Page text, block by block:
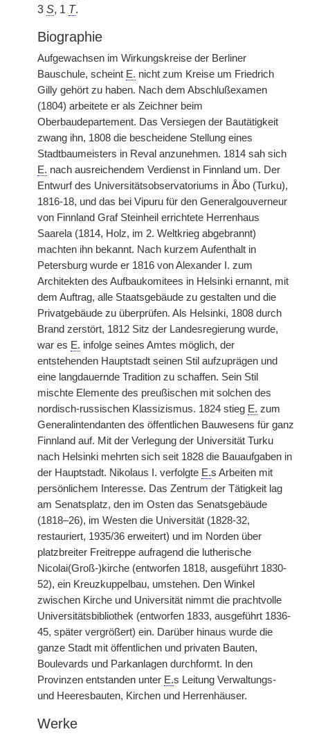
3 S, 1 T.
Biographie
Aufgewachsen im Wirkungskreise der Berliner
Bauschule, scheint E. nicht zum Kreise um Friedrich
Gilly gehört zu haben. Nach dem Abschlußexamen
(1804) arbeitete er als Zeichner beim
Oberbaudepartement. Das Versiegen der Bautätigkeit
zwang ihn, 1808 die bescheidene Stellung eines
Stadtbaumeisters in Reval anzunehmen. 1814 sah sich
E. nach ausreichendem Verdienst in Finnland um. Der
Entwurf des Universitätsobservatoriums in Åbo (Turku),
1816-18, und das bei Vipuru für den Generalgouverneur
von Finnland Graf Steinheil errichtete Herrenhaus
Saarela (1814, Holz, im 2. Weltkrieg abgebrannt)
machten ihn bekannt. Nach kurzem Aufenthalt in
Petersburg wurde er 1816 von Alexander I. zum
Architekten des Aufbaukomitees in Helsinki ernannt, mit
dem Auftrag, alle Staatsgebäude zu gestalten und die
Privatgebäude zu überprüfen. Als Helsinki, 1808 durch
Brand zerstört, 1812 Sitz der Landesregierung wurde,
war es E. infolge seines Amtes möglich, der
entstehenden Hauptstadt seinen Stil aufzuprägen und
eine langdauernde Tradition zu schaffen. Sein Stil
mischte Elemente des preußischen mit solchen des
nordisch-russischen Klassizismus. 1824 stieg E. zum
Generalintendanten des öffentlichen Bauwesens für ganz
Finnland auf. Mit der Verlegung der Universität Turku
nach Helsinki mehrten sich seit 1828 die Bauaufgaben in
der Hauptstadt. Nikolaus I. verfolgte E.s Arbeiten mit
persönlichem Interesse. Das Zentrum der Tätigkeit lag
am Senatsplatz, den im Osten das Senatsgebäude
(1818–26), im Westen die Universität (1828-32,
restauriert, 1935/36 erweitert) und im Norden über
platzbreiter Freitreppe aufragend die lutherische
Nicolai(Groß-)kirche (entworfen 1818, ausgeführt 1830-
52), ein Kreuzkuppelbau, umstehen. Den Winkel
zwischen Kirche und Universität nimmt die prachtvolle
Universitätsbibliothek (entworfen 1833, ausgeführt 1836-
45, später vergrößert) ein. Darüber hinaus wurde die
ganze Stadt mit öffentlichen und privaten Bauten,
Boulevards und Parkanlagen durchformt. In den
Provinzen entstanden unter E.s Leitung Verwaltungs-
und Heeresbauten, Kirchen und Herrenhäuser.
Werke